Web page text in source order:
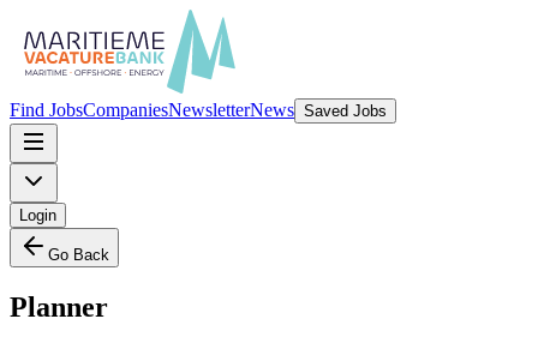
Find JobsCompaniesNewsletterNews Saved Jobs
Login
Go Back
Planner